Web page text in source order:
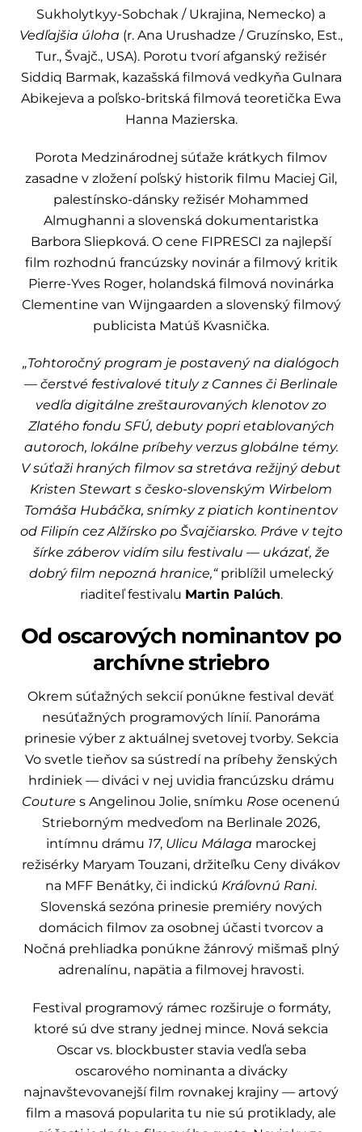
Sukholytkyy-Sobchak / Ukrajina, Nemecko) a
Vedľajšia úloha (r. Ana Urushadze / Gruzínsko, Est.,
Tur., Švajč., USA). Porotu tvorí afganský režisér
Siddiq Barmak, kazašská filmová vedkyňa Gulnara
Abikejeva a poľsko-britská filmová teoretička Ewa
Hanna Mazierska.
Porota Medzinárodnej súťaže krátkych filmov
zasadne v zložení poľský historik filmu Maciej Gil,
palestínsko-dánsky režisér Mohammed
Almughanni a slovenská dokumentaristka
Barbora Sliepková. O cene FIPRESCI za najlepší
film rozhodnú francúzsky novinár a filmový kritik
Pierre-Yves Roger, holandská filmová novinárka
Clementine van Wijngaarden a slovenský filmový
publicista Matúš Kvasnička.
„Tohtoročný program je postavený na dialógoch
— čerstvé festivalové tituly z Cannes či Berlinale
vedľa digitálne zreštaurovaných klenotov zo
Zlatého fondu SFÚ, debuty popri etablovaných
autoroch, lokálne príbehy verzus globálne témy.
V súťaži hraných filmov sa stretáva režijný debut
Kristen Stewart s česko-slovenským Wirbelom
Tomáša Hubáčka, snímky z piatich kontinentov
od Filipín cez Alžírsko po Švajčiarsko. Práve v tejto
šírke záberov vidím silu festivalu — ukázať, že
dobrý film nepozná hranice,“ priblížil umelecký
riaditeľ festivalu Martin Palúch.
Od oscarových nominantov po
archívne striebro
Okrem súťažných sekcií ponúkne festival deväť
nesúťažných programových línií. Panoráma
prinesie výber z aktuálnej svetovej tvorby. Sekcia
Vo svetle tieňov sa sústredí na príbehy ženských
hrdiniek — diváci v nej uvidia francúzsku drámu
Couture s Angelinou Jolie, snímku Rose ocenenú
Strieborným medveďom na Berlinale 2026,
intímnu drámu 17, Ulicu Málaga marockej
režisérky Maryam Touzani, držiteľku Ceny divákov
na MFF Benátky, či indickú Kráľovnú Rani.
Slovenská sezóna prinesie premiéry nových
domácich filmov za osobnej účasti tvorcov a
Nočná prehliadka ponúkne žánrový mišmaš plný
adrenalínu, napätia a filmovej hravosti.
Festival programový rámec rozširuje o formáty,
ktoré sú dve strany jednej mince. Nová sekcia
Oscar vs. blockbuster stavia vedľa seba
oscarového nominanta a divácky
najnavštevovanejší film rovnakej krajiny — artový
film a masová popularita tu nie sú protiklady, ale